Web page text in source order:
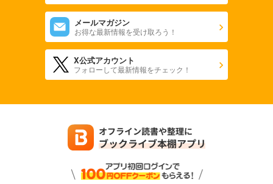
メールマガジン
お得な最新情報を受け取ろう！
X公式アカウント
フォローして最新情報をチェック！